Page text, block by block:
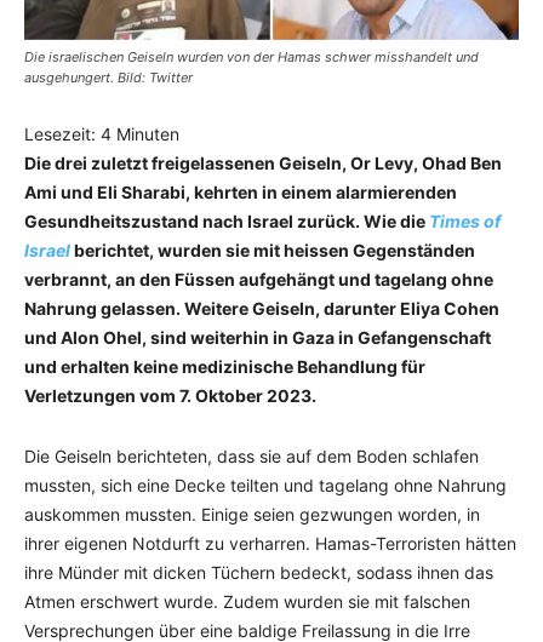
Die israelischen Geiseln wurden von der Hamas schwer misshandelt und
ausgehungert. Bild: Twitter
Lesezeit: 4 Minuten
Die drei zuletzt freigelassenen Geiseln, Or Levy, Ohad Ben
Ami und Eli Sharabi, kehrten in einem alarmierenden
Gesundheitszustand nach Israel zurück. Wie die Times of
Israelberichtet, wurden sie mit heissen Gegenständen
verbrannt, an den Füssen aufgehängt und tagelang ohne
Nahrung gelassen. Weitere Geiseln, darunter Eliya Cohen
und Alon Ohel, sind weiterhin in Gaza in Gefangenschaft
und erhalten keine medizinische Behandlung für
Verletzungen vom 7. Oktober 2023.
Die Geiseln berichteten, dass sie auf dem Boden schlafen
mussten, sich eine Decke teilten und tagelang ohne Nahrung
auskommen mussten. Einige seien gezwungen worden, in
ihrer eigenen Notdurft zu verharren. Hamas-Terroristen hätten
ihre Münder mit dicken Tüchern bedeckt, sodass ihnen das
Atmen erschwert wurde. Zudem wurden sie mit falschen
Versprechungen über eine baldige Freilassung in die Irre